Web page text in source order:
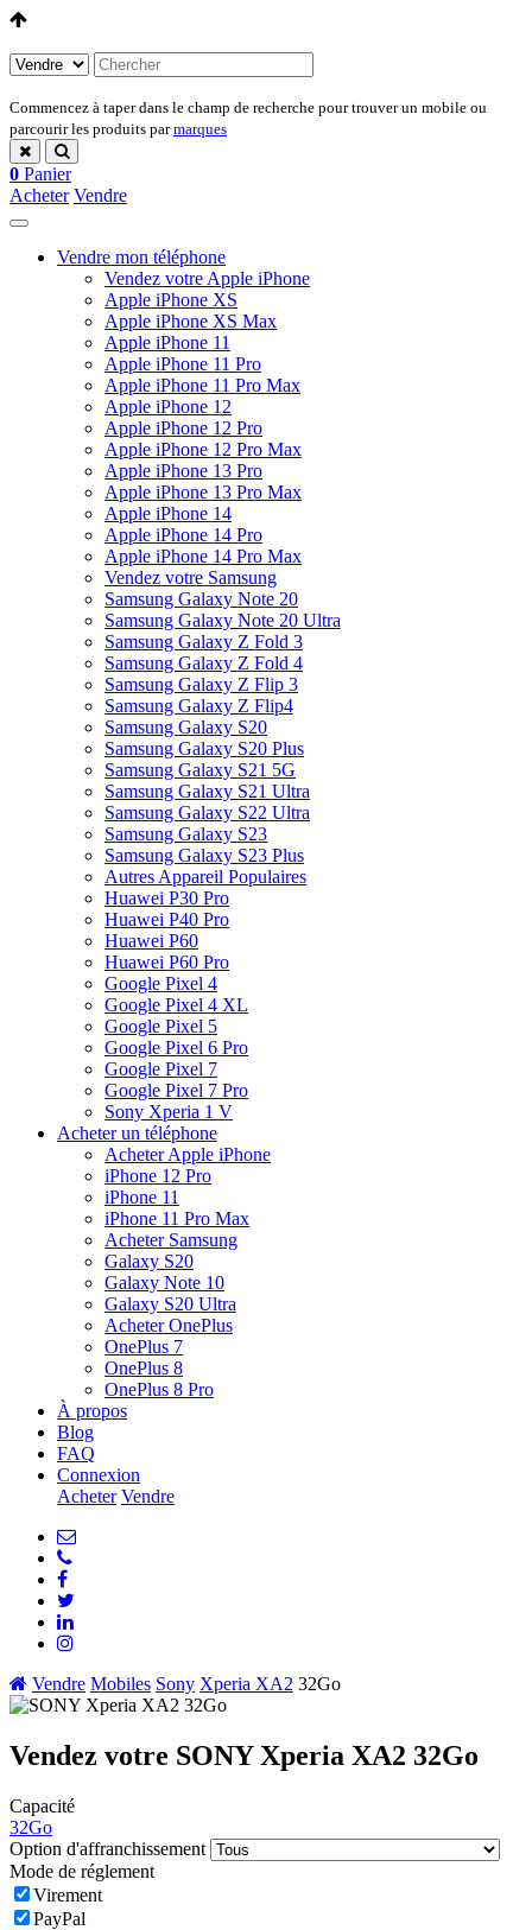
Commencez à taper dans le champ de recherche pour trouver un mobile ou
parcourir les produits parmarques
0 Panier
Acheter Vendre
Vendre mon téléphone
Vendez votre Apple iPhone
Apple iPhone XS
Apple iPhone XS Max
Apple iPhone 11
Apple iPhone 11 Pro
Apple iPhone 11 Pro Max
Apple iPhone 12
Apple iPhone 12 Pro
Apple iPhone 12 Pro Max
Apple iPhone 13 Pro
Apple iPhone 13 Pro Max
Apple iPhone 14
Apple iPhone 14 Pro
Apple iPhone 14 Pro Max
Vendez votre Samsung
Samsung Galaxy Note 20
Samsung Galaxy Note 20 Ultra
Samsung Galaxy Z Fold 3
Samsung Galaxy Z Fold 4
Samsung Galaxy Z Flip 3
Samsung Galaxy Z Flip4
Samsung Galaxy S20
Samsung Galaxy S20 Plus
Samsung Galaxy S21 5G
Samsung Galaxy S21 Ultra
Samsung Galaxy S22 Ultra
Samsung Galaxy S23
Samsung Galaxy S23 Plus
Autres Appareil Populaires
Huawei P30 Pro
Huawei P40 Pro
Huawei P60
Huawei P60 Pro
Google Pixel 4
Google Pixel 4 XL
Google Pixel 5
Google Pixel 6 Pro
Google Pixel 7
Google Pixel 7 Pro
Sony Xperia 1 V
Acheter un téléphone
Acheter Apple iPhone
iPhone 12 Pro
iPhone 11
iPhone 11 Pro Max
Acheter Samsung
Galaxy S20
Galaxy Note 10
Galaxy S20 Ultra
Acheter OnePlus
OnePlus 7
OnePlus 8
OnePlus 8 Pro
À propos
Blog
FAQ
Connexion
Acheter Vendre
Vendre Mobiles Sony Xperia XA2 32Go
Vendez votre SONY Xperia XA2 32Go
Capacité
32Go
Option d'affranchissement
Mode de réglement
Virement
PayPal